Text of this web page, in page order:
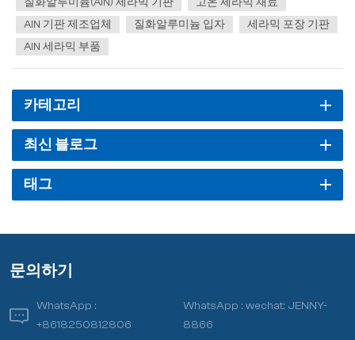
AlN 기판 제조업체
질화알루미늄 입자
세라믹 포장 기판
AlN 세라믹 부품
카테고리
최신 블로그
태그
문의하기
WhatsApp :
+8618250812806
WhatsApp :wechat: JENNY-
8866